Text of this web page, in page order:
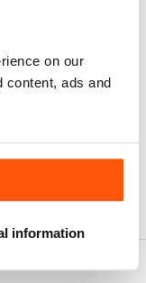
on our
content, ads and
information